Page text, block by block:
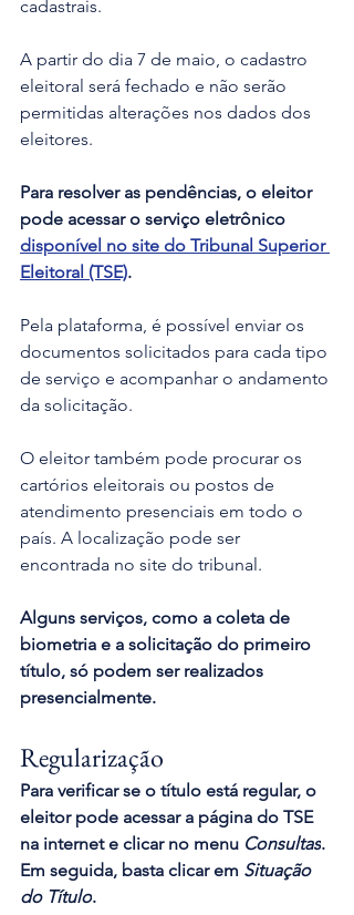
cadastrais.
A partir do dia 7 de maio, o cadastro
eleitoral será fechado e não serão
permitidas alterações nos dados dos
eleitores.
Para resolver as pendências, o eleitor
pode acessar o serviço eletrônico
disponível no site do Tribunal Superior
Eleitoral (TSE).
Pela plataforma, é possível enviar os
documentos solicitados para cada tipo
de serviço e acompanhar o andamento
da solicitação.
O eleitor também pode procurar os
cartórios eleitorais ou postos de
atendimento presenciais em todo o
país. A localização pode ser
encontrada no site do tribunal.
Alguns serviços, como a coleta de
biometria e a solicitação do primeiro
título, só podem ser realizados
presencialmente.
Regularização
Para verificar se o título está regular, o
eleitor pode acessar a página do TSE
na internet e clicar no menu Consultas.
Em seguida, basta clicar em Situação
do Título.